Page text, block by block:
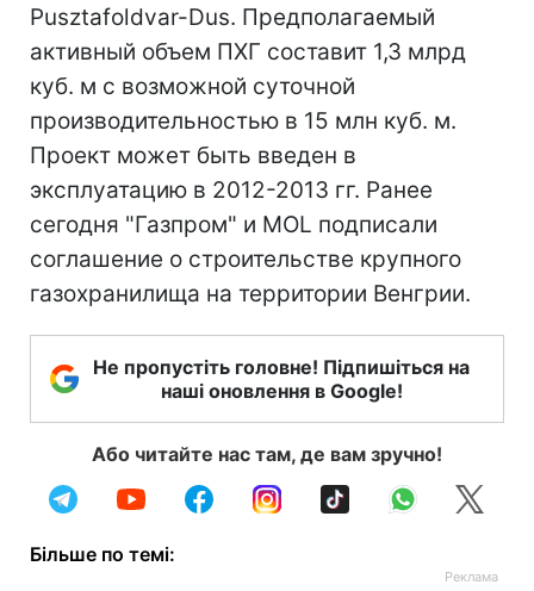
Pusztafoldvar-Dus. Предполагаемый
активный объем ПХГ составит 1,3 млрд
куб. м с возможной суточной
производительностью в 15 млн куб. м.
Проект может быть введен в
эксплуатацию в 2012-2013 гг. Ранее
сегодня "Газпром" и MOL подписали
соглашение о строительстве крупного
газохранилища на территории Венгрии.
Не пропустіть головне! Підпишіться на
наші оновлення в Google!
Або читайте нас там, де вам зручно!
Більше по темі: